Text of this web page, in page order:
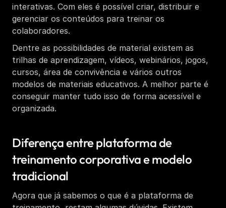
interativas. Com eles é possível criar, distribuir e
gerenciar os conteúdos para treinar os
colaboradores.
Dentre as possibilidades de material existem as
trilhas de aprendizagem, vídeos, webinários, jogos,
cursos, área de convivência e vários outros
modelos de materiais educativos. A melhor parte é
conseguir manter tudo isso de forma acessível e
organizada.
Diferença entre plataforma de
treinamento corporativa e modelo
tradicional
Agora que já sabemos o que é a plataforma de